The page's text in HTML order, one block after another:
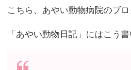
こちら、あやい動物病院のブ
「あやい動物日記」にはこう